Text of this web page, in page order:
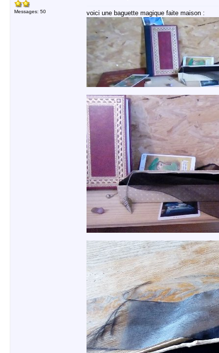
Messages: 50 voici une baguette magique faite maison :